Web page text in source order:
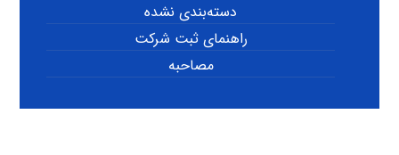
دسته‌بندی نشده
راهنمای ثبت شرکت
مصاحبه